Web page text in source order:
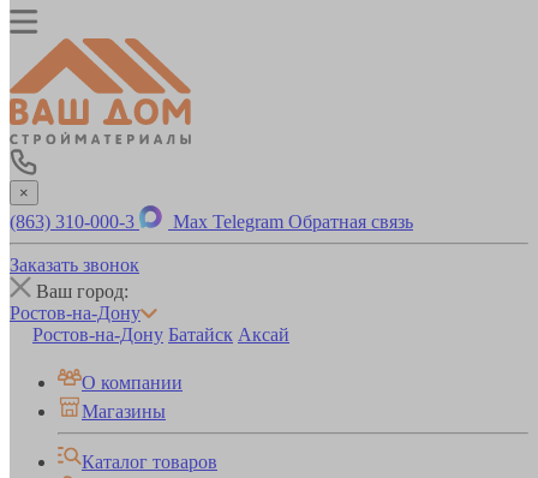
×
(863) 310-000-3 Max Telegram Обратная связь
Заказать звонок
Ваш город:
Ростов-на-Дону
Ростов-на-Дону Батайск Аксай
О компании
Магазины
Каталог товаров